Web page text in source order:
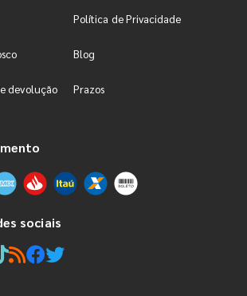
Política de Privacidade
Blog
devolução Prazos
sociais